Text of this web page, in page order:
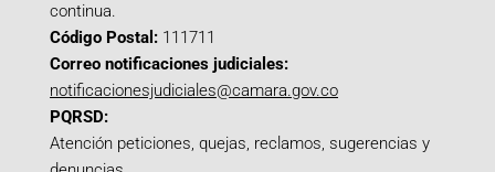
continua.
Código Postal: 111711
Correo notificaciones judiciales:
notificacionesjudiciales@camara.gov.co
PQRSD:
Atención peticiones, quejas, reclamos, sugerencias y